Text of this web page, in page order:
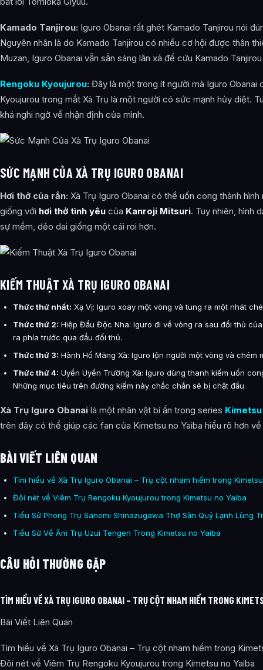
Kamado Tanjirou: Iguro Obanai rất ghét Kamado Tanjirou nói
Nguyên nhân là do Kamado Tanjirou có nhiều cơ hội được thân
Muzan, Iguro Obanai vẫn sẵn sàng lăn xả để cứu Kamado
Rengoku Kyoujurou: Đây là một trong ít người mà Iguro Obanai
Kyoujurou trong mắt Xà Trụ là một người có sức mạnh hủy diệt.
khá nghi ngờ về nhận định của mình.
SỨC MẠNH CỦA XÀ TRỤ IGURO OBANAI
Hơi thở của rắn: Xà Trụ Iguro Obanai có thể uốn cong thành
giống với hơi thở tình yêu của Kanroji Mitsuri. Tuy nhiên, hình
sự mềm, dẻo dai giống một cái roi hơn.
KIẾM THUẬT XÀ TRỤ IGURO OBANAI
Thức thứ nhất: Xạ Vị: Iguro xoay một vòng và tung ra một nhát
Thức thứ 2: Hiệp Đầu Độc Nha: Iguro đi về vòng ra sau đổi thủ
ra phía trước qua đầu đối thủ.
Thức thứ 3: Hành Hổ Mãng Xà: Iguro lộn người một vòng và chém
Thức thứ 4: Uyển Uyển Trường Xà: Iguro dùng thanh kiếm uốn
Những mục tiêu trên đường kiếm này chắc chắn sẽ bị chặt đầu.
Xà Trụ Iguro Obanai là một nhân vật bí ẩn trong series
trên đây có thể giúp các fan của Kimetsu no Yaiba hiểu rõ hơn về
BÀI VIẾT LIÊN QUAN
Tìm hiểu về Xà Trụ Iguro Obanai – Trụ cột nham hiểm trong
Đôi nét về Viêm Trụ Rengoku Kyoujurou trong Kimetsu no Yaiba
Tiểu Sử Phong Trụ Sanemi Shinazugawa Thợ Săn Quỷ Lạnh Lùng
Tiểu Sử Về Âm Trụ Uzui Tengen Trong Kimetsu no Yaiba
CÂU HỎI THƯỜNG GẶP
TÌM HIỂU VỀ XÀ TRỤ IGURO OBANAI – TRỤ CỘT NHAM HIỂM TRONG
Bài Viết Liên Quan
Tìm hiểu về Xà Trụ Iguro Obanai – Trụ cột nham hiểm trong
Đôi nét về Viêm Trụ Rengoku Kyoujurou trong Kimetsu no Yaiba